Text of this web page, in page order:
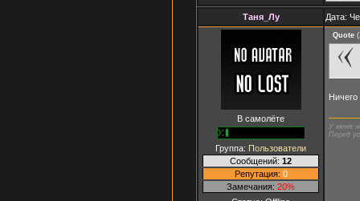
Таня_Лу Дата:
В самолёте
Группа: Пользователи
Сообщений: 12
Репутация: 0
Замечания: 20%
Quote (
У меня
Перед